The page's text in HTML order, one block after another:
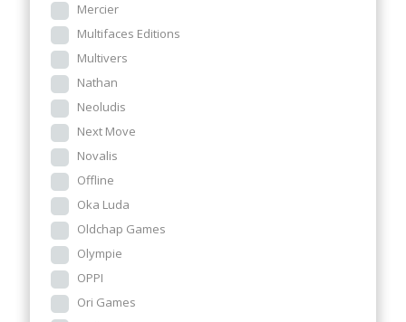
Mercier
Multifaces Editions
Multivers
Nathan
Neoludis
Next Move
Novalis
Offline
Oka Luda
Oldchap Games
Olympie
OPPI
Ori Games